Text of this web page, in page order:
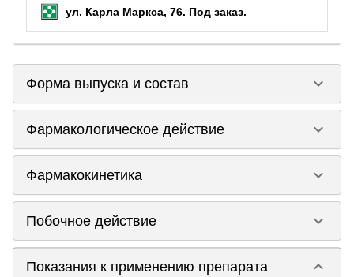
ул. Карла Маркса, 76. Под заказ.
Форма выпуска и состав keyboard_arrow_down
Фармакологическое действие keyboard_arrow_down
Фармакокинетика keyboard_arrow_down
Побочное действие keyboard_arrow_down
Показания к применению препарата keyboard_arrow_down